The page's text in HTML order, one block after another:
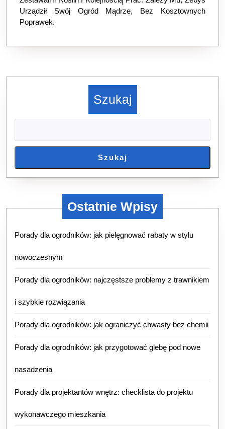
Urządził Swój Ogród Mądrze, Bez Kosztownych
Poprawek.
Szukaj
Szukaj
Ostatnie Wpisy
Porady dla ogrodników: jak pielęgnować rabaty w stylu
nowoczesnym
Porady dla ogrodników: najczęstsze problemy z trawnikiem
i szybkie rozwiązania
Porady dla ogrodników: jak ograniczyć chwasty bez chemii
Porady dla ogrodników: jak przygotować glebę pod nowe
nasadzenia
Porady dla projektantów wnętrz: checklista do projektu
wykonawczego mieszkania